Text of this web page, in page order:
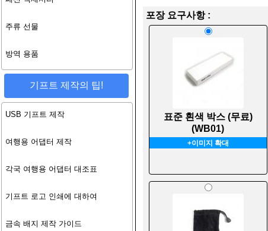
주류 선물
방역 용품
기프트 제작의 팁!
USB 기프트 제작
여행용 어댑터 제작
각국 여행용 어댑터 대조표
기프트 로고 인쇄에 대하여
금속 배지 제작 가이드
포장 요구사항 :
표준 흰색 박스 (무료)
(WB01)
+이미지 확대